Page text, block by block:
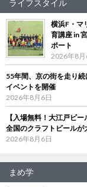
ライフスタイル
横浜F・マ
育講座 in
ポート
2026年8月
55年間、京の街を走り
イベントを開催
2026年8月6日
【入場無料！大江戸ビ
全国のクラフトビールが
2026年8月6日
まめ学